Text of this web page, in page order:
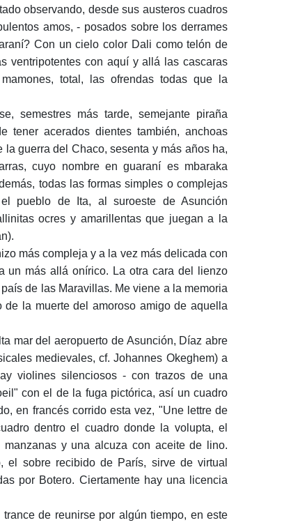
observando, desde sus austeros cuadros
amos, - posados sobre los derrames
Con un cielo color Dali como telón de
ventripotentes con aquí y allá las cascaras
total, las ofrendas todas que la
semestres más tarde, semejante piraña
tener acerados dientes también, anchoas
guerra del Chaco, sesenta y más años ha,
cuyo nombre en guaraní es mbaraka
todas las formas simples o complejas
pueblo de Ita, al suroeste de Asunción
ocres y amarillentas que juegan a la
más compleja y a la vez más delicada con
un más allá onírico. La otra cara del lienzo
de las Maravillas. Me viene a la memoria
la muerte del amoroso amigo de aquella
mar del aeropuerto de Asunción, Díaz abre
medievales, cf. Johannes Okeghem) a
violines silenciosos - con trazos de una
con el de la fuga pictórica, así un cuadro
en francés corrido esta vez, "Une lettre de
dentro el cuadro donde la volupta, el
y una alcuza con aceite de lino.
sobre recibido de París, sirve de virtual
por Botero. Ciertamente hay una licencia
de reunirse por algún tiempo, en este